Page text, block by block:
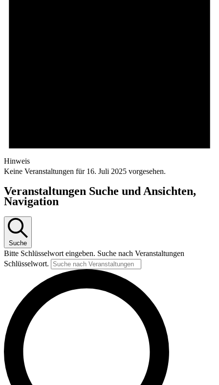
Hinweis
Keine Veranstaltungen für 16. Juli 2025 vorgesehen.
Veranstaltungen Suche und Ansichten,
Navigation
Suche
Bitte Schlüsselwort eingeben. Suche nach Veranstaltungen
Schlüsselwort.